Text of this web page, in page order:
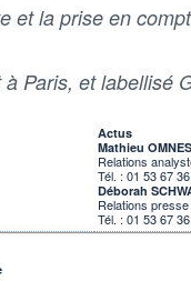
et la prise en
Paris, et labellisé
Actus
Mathieu OMNES
Relations
Tél. : 01 53 67
Déborah
Relations presse
Tél. : 01 53 67